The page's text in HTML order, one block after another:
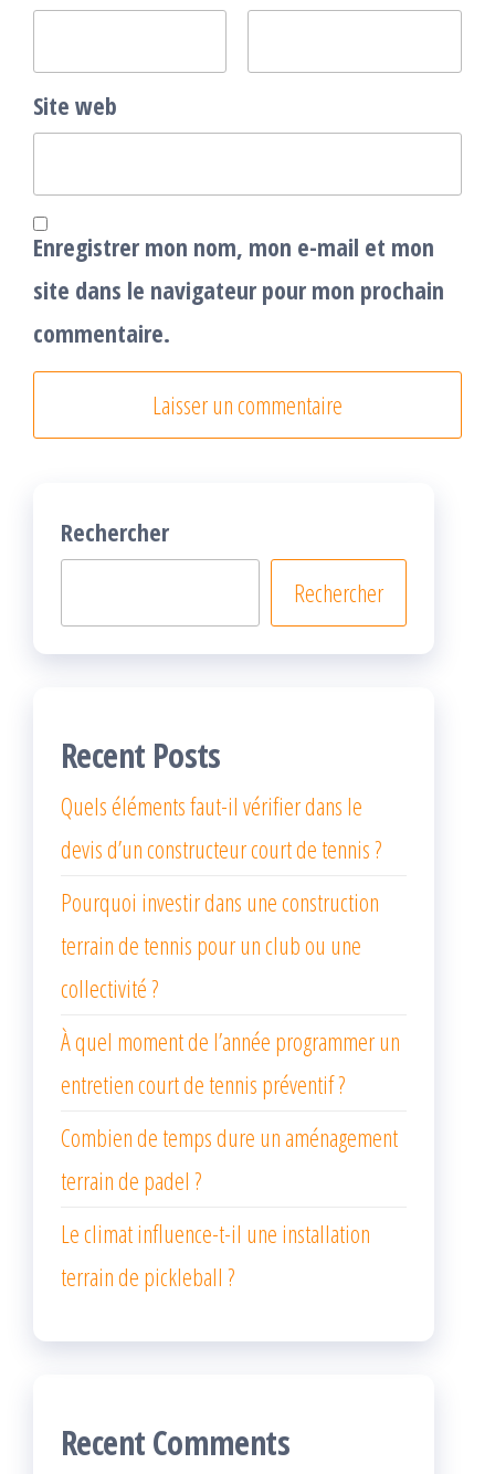
Site web
Enregistrer mon nom, mon e-mail et mon
site dans le navigateur pour mon prochain
commentaire.
Rechercher
Rechercher
Recent Posts
Quels éléments faut-il vérifier dans le
devis d’un constructeur court de tennis ?
Pourquoi investir dans une construction
terrain de tennis pour un club ou une
collectivité ?
À quel moment de l’année programmer un
entretien court de tennis préventif ?
Combien de temps dure un aménagement
terrain de padel ?
Le climat influence-t-il une installation
terrain de pickleball ?
Recent Comments